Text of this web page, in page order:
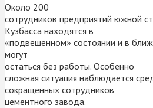
Около 200
сотрудников предприятий южной
Кузбасса находятся в
«подвешенном» состоянии и в
могут
остаться без работы. Особенно
сложная ситуация наблюдается
сокращенных сотрудников
цементного завода.